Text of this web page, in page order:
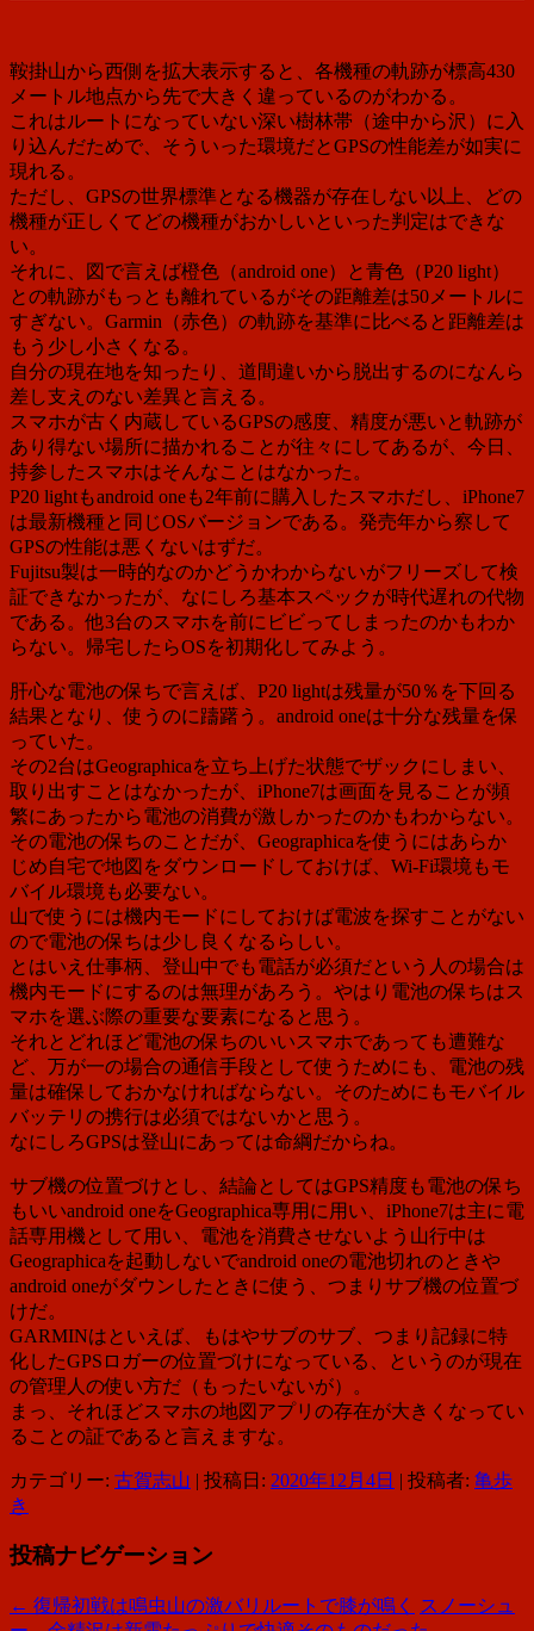
鞍掛山から西側を拡大表示すると、各機種の軌跡が標高430
メートル地点から先で大きく違っているのがわかる。
これはルートになっていない深い樹林帯（途中から沢）に入
り込んだためで、そういった環境だとGPSの性能差が如実に
現れる。
ただし、GPSの世界標準となる機器が存在しない以上、どの
機種が正しくてどの機種がおかしいといった判定はできな
い。
それに、図で言えば橙色（android one）と青色（P20 light）
との軌跡がもっとも離れているがその距離差は50メートルに
すぎない。Garmin（赤色）の軌跡を基準に比べると距離差は
もう少し小さくなる。
自分の現在地を知ったり、道間違いから脱出するのになんら
差し支えのない差異と言える。
スマホが古く内蔵しているGPSの感度、精度が悪いと軌跡が
あり得ない場所に描かれることが往々にしてあるが、今日、
持参したスマホはそんなことはなかった。
P20 lightもandroid oneも2年前に購入したスマホだし、iPhone7
は最新機種と同じOSバージョンである。発売年から察して
GPSの性能は悪くないはずだ。
Fujitsu製は一時的なのかどうかわからないがフリーズして検
証できなかったが、なにしろ基本スペックが時代遅れの代物
である。他3台のスマホを前にビビってしまったのかもわか
らない。帰宅したらOSを初期化してみよう。
肝心な電池の保ちで言えば、P20 lightは残量が50％を下回る
結果となり、使うのに躊躇う。android oneは十分な残量を保
っていた。
その2台はGeographicaを立ち上げた状態でザックにしまい、
取り出すことはなかったが、iPhone7は画面を見ることが頻
繁にあったから電池の消費が激しかったのかもわからない。
その電池の保ちのことだが、Geographicaを使うにはあらか
じめ自宅で地図をダウンロードしておけば、Wi-Fi環境もモ
バイル環境も必要ない。
山で使うには機内モードにしておけば電波を探すことがない
ので電池の保ちは少し良くなるらしい。
とはいえ仕事柄、登山中でも電話が必須だという人の場合は
機内モードにするのは無理があろう。やはり電池の保ちはス
マホを選ぶ際の重要な要素になると思う。
それとどれほど電池の保ちのいいスマホであっても遭難な
ど、万が一の場合の通信手段として使うためにも、電池の残
量は確保しておかなければならない。そのためにもモバイル
バッテリの携行は必須ではないかと思う。
なにしろGPSは登山にあっては命綱だからね。
サブ機の位置づけとし、結論としてはGPS精度も電池の保ち
もいいandroid oneをGeographica専用に用い、iPhone7は主に電
話専用機として用い、電池を消費させないよう山行中は
Geographicaを起動しないでandroid oneの電池切れのときや
android oneがダウンしたときに使う、つまりサブ機の位置づ
けだ。
GARMINはといえば、もはやサブのサブ、つまり記録に特
化したGPSロガーの位置づけになっている、というのが現在
の管理人の使い方だ（もったいないが）。
まっ、それほどスマホの地図アプリの存在が大きくなってい
ることの証であると言えますな。
カテゴリー: 古賀志山 | 投稿日: 2020年12月4日 | 投稿者: 亀歩
き
投稿ナビゲーション
← 復帰初戦は鳴虫山の激バリルートで膝が鳴く
スノーシュ